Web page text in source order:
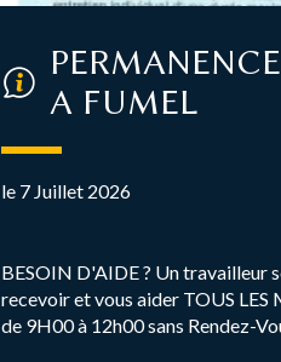
A FUMEL
le 7 Juillet 2026
BESOIN D'AIDE ? Un travailleur
recevoir et vous aider TOUS
de 9H00 à 12h00 sans Rendez-